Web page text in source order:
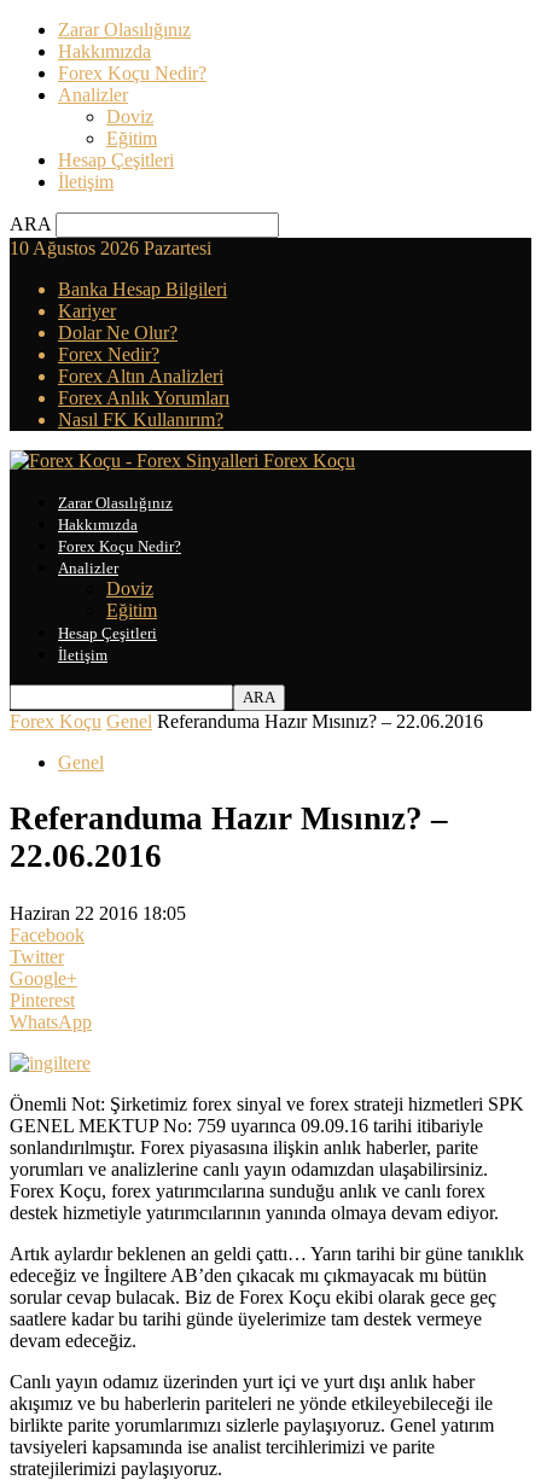
Zarar Olasılığınız
Hakkımızda
Forex Koçu Nedir?
Analizler
Doviz
Eğitim
Hesap Çeşitleri
İletişim
ARA
10 Ağustos 2026 Pazartesi
Banka Hesap Bilgileri
Kariyer
Dolar Ne Olur?
Forex Nedir?
Forex Altın Analizleri
Forex Anlık Yorumları
Nasıl FK Kullanırım?
Forex Koçu
Zarar Olasılığınız
Hakkımızda
Forex Koçu Nedir?
Analizler
Doviz
Eğitim
Hesap Çeşitleri
İletişim
Forex Koçu Genel Referanduma Hazır Mısınız? – 22.06.2016
Genel
Referanduma Hazır Mısınız? –
22.06.2016
Haziran 22 2016 18:05
Facebook
Twitter
Google+
Pinterest
WhatsApp
Önemli Not: Şirketimiz forex sinyal ve forex strateji hizmetleri SPK
GENEL MEKTUP No: 759 uyarınca 09.09.16 tarihi itibariyle
sonlandırılmıştır. Forex piyasasına ilişkin anlık haberler, parite
yorumları ve analizlerine canlı yayın odamızdan ulaşabilirsiniz.
Forex Koçu, forex yatırımcılarına sunduğu anlık ve canlı forex
destek hizmetiyle yatırımcılarının yanında olmaya devam ediyor.
Artık aylardır beklenen an geldi çattı… Yarın tarihi bir güne tanıklık
edeceğiz ve İngiltere AB’den çıkacak mı çıkmayacak mı bütün
sorular cevap bulacak. Biz de Forex Koçu ekibi olarak gece geç
saatlere kadar bu tarihi günde üyelerimize tam destek vermeye
devam edeceğiz.
Canlı yayın odamız üzerinden yurt içi ve yurt dışı anlık haber
akışımız ve bu haberlerin pariteleri ne yönde etkileyebileceği ile
birlikte parite yorumlarımızı sizlerle paylaşıyoruz. Genel yatırım
tavsiyeleri kapsamında ise analist tercihlerimizi ve parite
stratejilerimizi paylaşıyoruz.